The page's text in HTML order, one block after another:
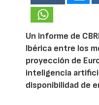
Un informe de
Ibérica entre los
proyección de
inteligencia
disponibilidad de